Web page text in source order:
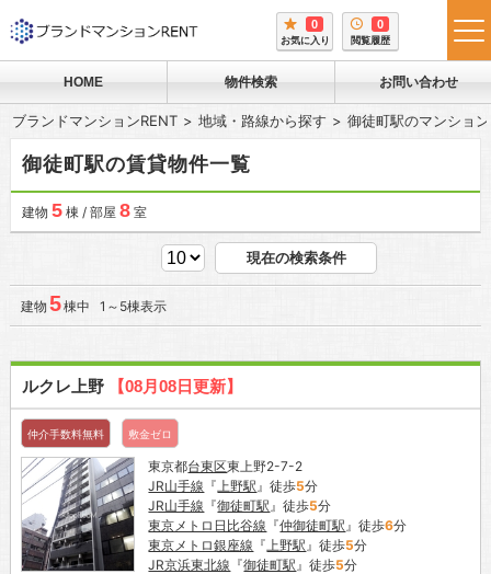
0
お気に入り
0
閲覧履歴
HOME 物件検索 お問い合わせ
ブランドマンションRENT 地域・路線から探す 御徒町駅のマンショ
御徒町駅の賃貸物件一覧
建物 5棟 / 部屋 8室
現在の検索条件
建物 5棟中 1～5棟表示
ルクレ上野 【08月08日更新】
仲介手数料無料 敷金ゼロ
東京都台東区東上野2-7-2
JR山手線 『上野駅』徒歩5分
JR山手線 『御徒町駅』徒歩5分
東京メトロ日比谷線 『仲御徒町駅』徒歩6分
東京メトロ銀座線 『上野駅』徒歩5分
JR京浜東北線 『御徒町駅』徒歩5分